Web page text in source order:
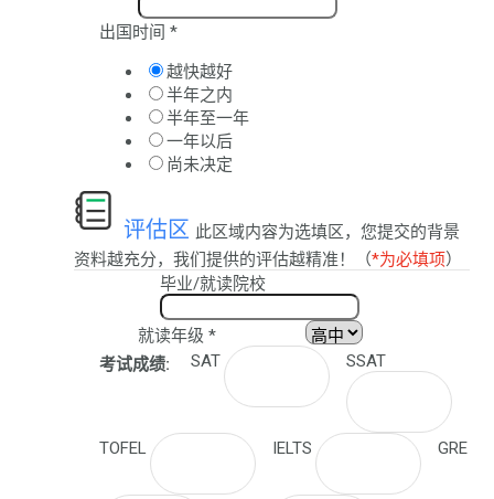
出国时间 *
越快越好
半年之内
半年至一年
一年以后
尚未决定
评估区 此区域内容为选填区，您提交的背景
资料越充分，我们提供的评估越精准！（*为必填项）
毕业/就读院校
就读年级*
考试成绩:
SAT SSAT
TOFEL IELTS GRE